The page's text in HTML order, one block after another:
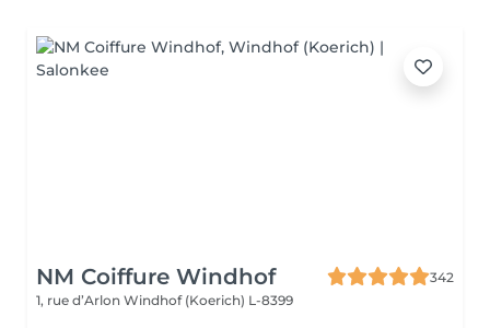
NM Coiffure Windhof
342
1, rue d’Arlon Windhof (Koerich) L-8399